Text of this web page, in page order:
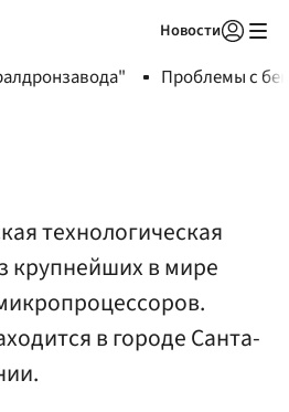
Новости
Проблемы с
технологическая
крупнейших в мире
в городе Санта-